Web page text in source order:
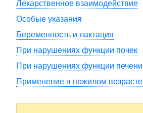
Лекарственное взаимодействие
Особые указания
Беременность и лактация
При нарушениях функции почек
При нарушениях функции печени
Применение в пожилом возрасте